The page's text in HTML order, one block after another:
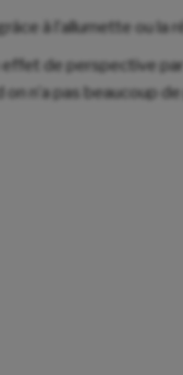
à l’allumette ou la
de perspective
n’a pas beaucoup